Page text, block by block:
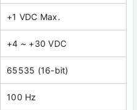
+1 VDC Max.
+4 ~ +30 VDC
65535 (16-bit)
100 Hz